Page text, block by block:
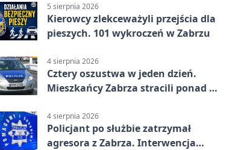
5 sierpnia 2026
Kierowcy zlekceważyli przejścia dla
pieszych. 101 wykroczeń w Zabrzu
4 sierpnia 2026
Cztery oszustwa w jeden dzień.
Mieszkańcy Zabrza stracili ponad 6
4 sierpnia 2026
Policjant po służbie zatrzymał
agresora z Zabrza. Interwencja